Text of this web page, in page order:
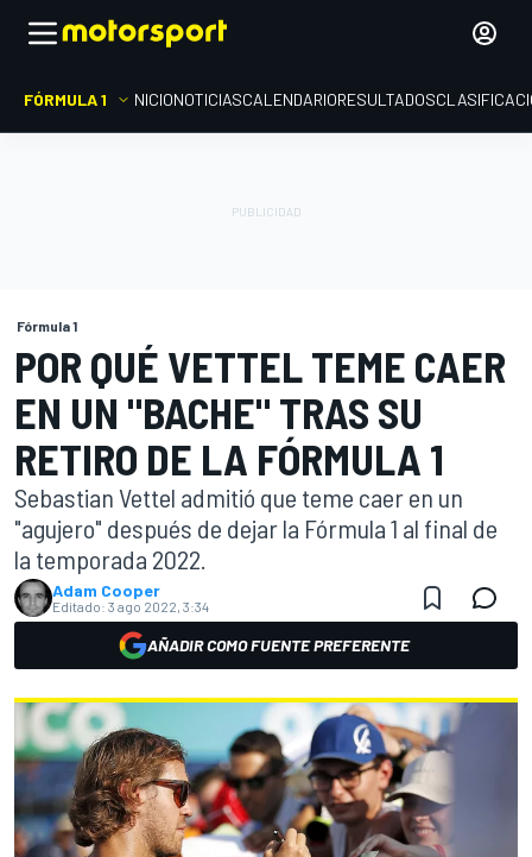
FÓRMULA 1 INICIONOTICIASCALENDARIORESULTADOS
Fórmula 1
POR QUÉ VETTEL TEME CAER
EN UN "BACHE" TRAS SU
RETIRO DE LA FÓRMULA 1
Sebastian Vettel admitió que teme caer en un
"agujero" después de dejar la Fórmula 1 al final de
la temporada 2022.
Adam Cooper
Editado: 3 ago 2022, 3:34
AÑADIR COMO FUENTE PREFERENTE